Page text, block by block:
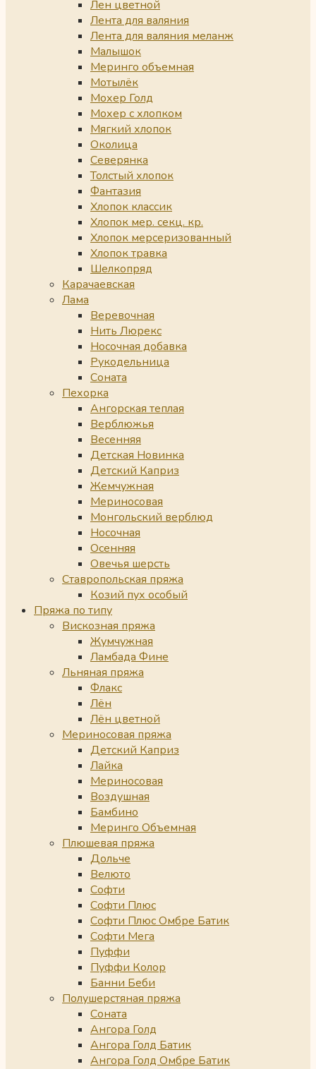
Лен цветной
Лента для валяния
Лента для валяния меланж
Малышок
Меринго объемная
Мотылёк
Мохер Голд
Мохер с хлопком
Мягкий хлопок
Околица
Северянка
Толстый хлопок
Фантазия
Хлопок классик
Хлопок мер. секц. кр.
Хлопок мерсеризованный
Хлопок травка
Шелкопряд
Карачаевская
Лама
Веревочная
Нить Люрекс
Носочная добавка
Рукодельница
Соната
Пехорка
Ангорская теплая
Верблюжья
Весенняя
Детская Новинка
Детский Каприз
Жемчужная
Мериносовая
Монгольский верблюд
Носочная
Осенняя
Овечья шерсть
Ставропольская пряжа
Козий пух особый
Пряжа по типу
Вискозная пряжа
Жумчужная
Ламбада Фине
Льняная пряжа
Флакс
Лён
Лён цветной
Мериносовая пряжа
Детский Каприз
Лайка
Мериносовая
Воздушная
Бамбино
Меринго Объемная
Плюшевая пряжа
Дольче
Велюто
Софти
Софти Плюс
Софти Плюс Омбре Батик
Софти Мега
Пуффи
Пуффи Колор
Банни Беби
Полушерстяная пряжа
Соната
Ангора Голд
Ангора Голд Батик
Ангора Голд Омбре Батик